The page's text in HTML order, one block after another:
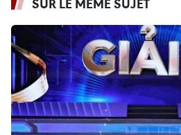
SUR LE MÊME SUJET